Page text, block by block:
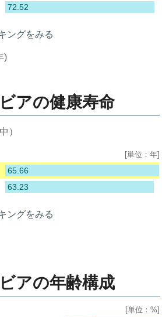
72.52
ングをみる
)
アの健康寿命
）
[単位：年]
65.66
63.23
ングをみる
アの年齢構成
[単位：%]